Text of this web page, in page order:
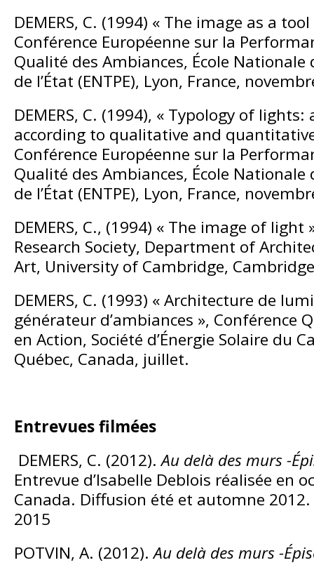
DEMERS, C. (1994) « The image as a
Conférence Européenne sur la
Qualité des Ambiances, École Nationale
de l’État (ENTPE), Lyon, France,
DEMERS, C. (1994), « Typology of
according to qualitative and
Conférence Européenne sur la
Qualité des Ambiances, École Nationale
de l’État (ENTPE), Lyon, France,
DEMERS, C., (1994) « The image of
Research Society, Department of
Art, University of Cambridge,
DEMERS, C. (1993) « Architecture de
générateur d’ambiances », Conférence
en Action, Société d’Énergie Solaire du
Québec, Canada, juillet.
Entrevues filmées
DEMERS, C. (2012).Au delà des murs -
Entrevue d’Isabelle Deblois réalisée en
Canada. Diffusion été et automne
2015
POTVIN, A. (2012).Au delà des murs -